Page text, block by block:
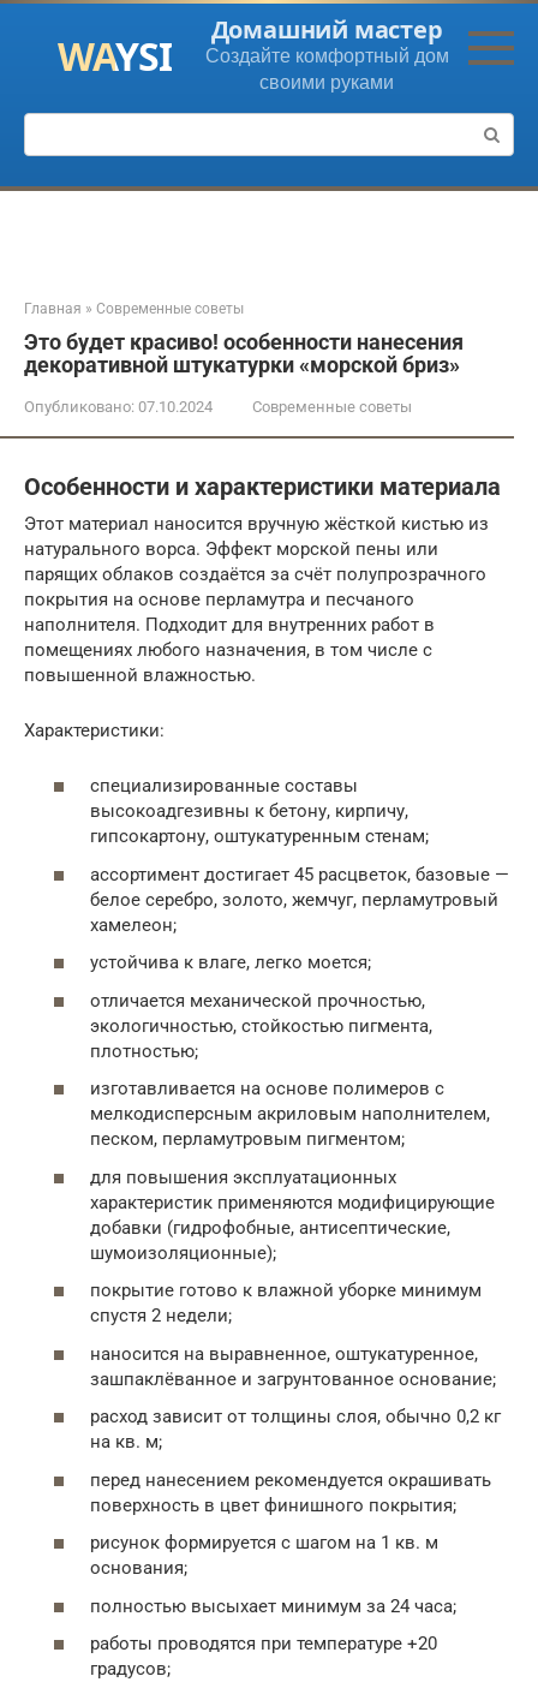
Перейти
контенту
Домашний мастер
Создайте комфортный дом
своими руками
Поиск:
Главная » Современные советы
Это будет красиво! особенности нанесения
декоративной штукатурки «морской бриз»
Опубликовано: 07.10.2024 Современные советы
Особенности и характеристики материала
Этот материал наносится вручную жёсткой кистью из
натурального ворса. Эффект морской пены или
парящих облаков создаётся за счёт полупрозрачного
покрытия на основе перламутра и песчаного
наполнителя. Подходит для внутренних работ в
помещениях любого назначения, в том числе с
повышенной влажностью.
Характеристики:
специализированные составы
высокоадгезивны к бетону, кирпичу,
гипсокартону, оштукатуренным стенам;
ассортимент достигает 45 расцветок, базовые —
белое серебро, золото, жемчуг, перламутровый
хамелеон;
устойчива к влаге, легко моется;
отличается механической прочностью,
экологичностью, стойкостью пигмента,
плотностью;
изготавливается на основе полимеров с
мелкодисперсным акриловым наполнителем,
песком, перламутровым пигментом;
для повышения эксплуатационных
характеристик применяются модифицирующие
добавки (гидрофобные, антисептические,
шумоизоляционные);
покрытие готово к влажной уборке минимум
спустя 2 недели;
наносится на выравненное, оштукатуренное,
зашпаклёванное и загрунтованное основание;
расход зависит от толщины слоя, обычно 0,2 кг
на кв. м;
перед нанесением рекомендуется окрашивать
поверхность в цвет финишного покрытия;
рисунок формируется с шагом на 1 кв. м
основания;
полностью высыхает минимум за 24 часа;
работы проводятся при температуре +20
градусов;